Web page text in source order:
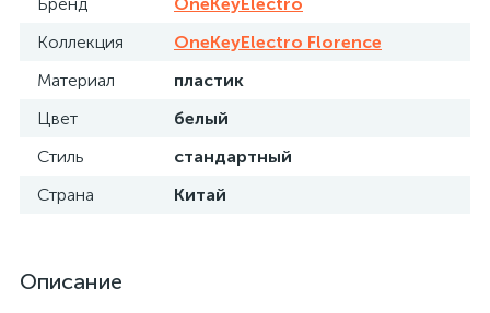
Коллекция
OneKeyElectro Florence
Материал
пластик
Цвет
белый
Стиль
стандартный
Страна
Китай
Описание